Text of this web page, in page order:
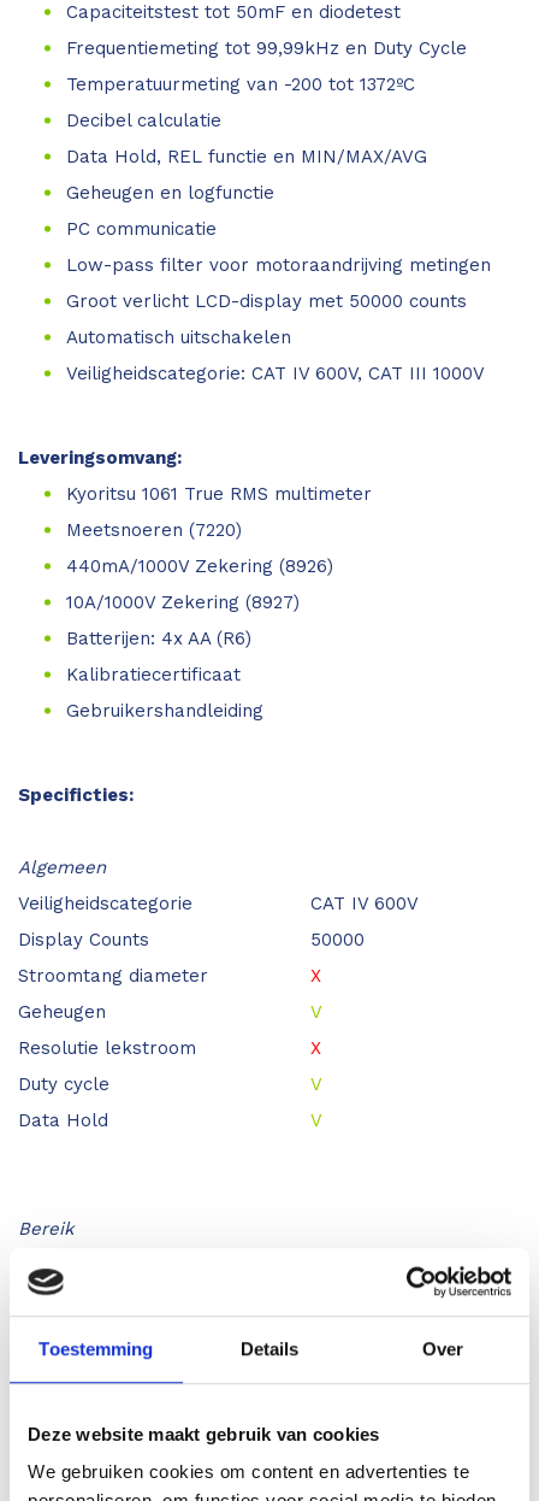
Toestemming Details Over
Deze website maakt gebruik van cookies
We gebruiken cookies om content en advertenties te
Capaciteitstest tot 50mF en diodetest
Frequentiemeting tot 99,99kHz en Duty Cycle
Temperatuurmeting van -200 tot 1372ºC
Decibel calculatie
Data Hold, REL functie en MIN/MAX/AVG
Geheugen en logfunctie
PC communicatie
Low-pass filter voor motoraandrijving metingen
Groot verlicht LCD-display met 50000 counts
Automatisch uitschakelen
Veiligheidscategorie: CAT IV 600V, CAT III 1000V
Leveringsomvang:
Kyoritsu 1061 True RMS multimeter
Meetsnoeren (7220)
440mA/1000V Zekering (8926)
10A/1000V Zekering (8927)
Batterijen: 4x AA (R6)
Kalibratiecertificaat
Gebruikershandleiding
Specificties:
Algemeen
Veiligheidscategorie
CAT IV 600V
Display Counts
50000
Stroomtang diameter X
Geheugen
V
Resolutie lekstroom
X
Duty cycle
V
Data Hold
V
Bereik
AC spanning
DC spanning
AC stroom
10A
Capaciteit
1000µF
Frequentie
100kHz